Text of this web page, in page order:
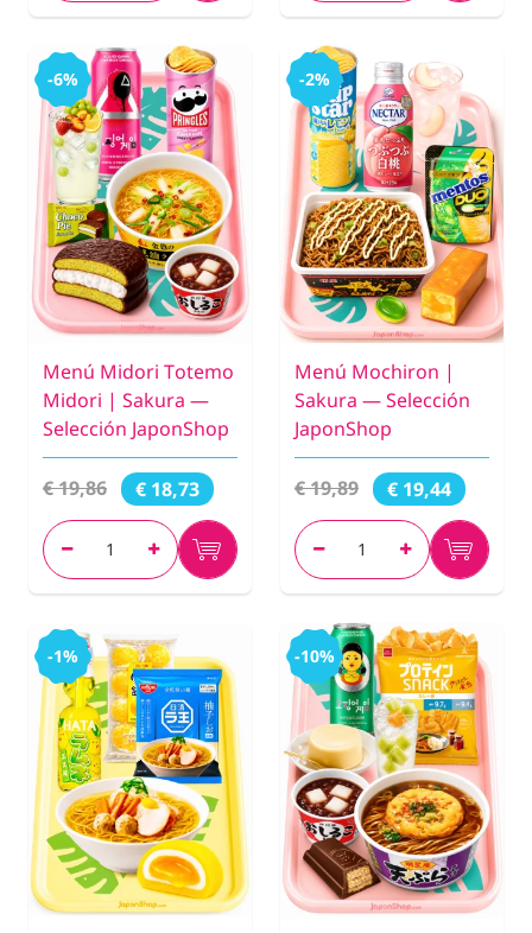
-6%
Menú Midori Totemo
Midori | Sakura —
Selección JaponShop
€ 19,86 € 18,73
-2%
Menú Mochiron |
Sakura — Selección
JaponShop
€ 19,89 € 19,44
-1% -10%